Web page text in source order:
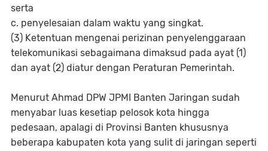
serta
c. penyelesaian dalam waktu yang singkat.
(3) Ketentuan mengenai perizinan penyelenggaraan
telekomunikasi sebagaimana dimaksud pada ayat (1)
dan ayat (2) diatur dengan Peraturan Pemerintah.
Menurut Ahmad DPW JPMI Banten Jaringan sudah
menyabar luas kesetiap pelosok kota hingga
pedesaan, apalagi di Provinsi Banten khususnya
beberapa kabupaten kota yang sulit di jaringan seperti